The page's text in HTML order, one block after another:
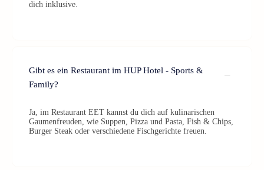
dich inklusive.
Gibt es ein Restaurant im HUP Hotel - Sports &
Family?
Ja, im Restaurant EET kannst du dich auf kulinarischen
Gaumenfreuden, wie Suppen, Pizza und Pasta, Fish & Chips,
Burger Steak oder verschiedene Fischgerichte freuen.